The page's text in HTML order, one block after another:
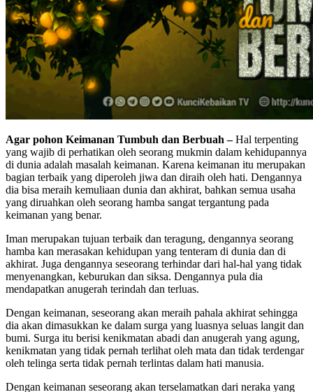
Agar pohon Keimanan Tumbuh dan Berbuah –Hal terpenting
yang wajib di perhatikan oleh seorang mukmin dalam kehidupannya
di dunia adalah masalah keimanan. Karena keimanan itu merupakan
bagian terbaik yang diperoleh jiwa dan diraih oleh hati. Dengannya
dia bisa meraih kemuliaan dunia dan akhirat, bahkan semua usaha
yang diruahkan oleh seorang hamba sangat tergantung pada
Iman merupakan tujuan terbaik dan teragung, dengannya seorang
hamba kan merasakan kehidupan yang tenteram di dunia dan di
akhirat. Juga dengannya seseorang terhindar dari hal-hal yang tidak
menyenangkan, keburukan dan siksa. Dengannya pula dia
Dengan keimanan, seseorang akan meraih pahala akhirat sehingga
dia akan dimasukkan ke dalam surga yang luasnya seluas langit dan
bumi. Surga itu berisi kenikmatan abadi dan anugerah yang agung,
kenikmatan yang tidak pernah terlihat oleh mata dan tidak terdengar